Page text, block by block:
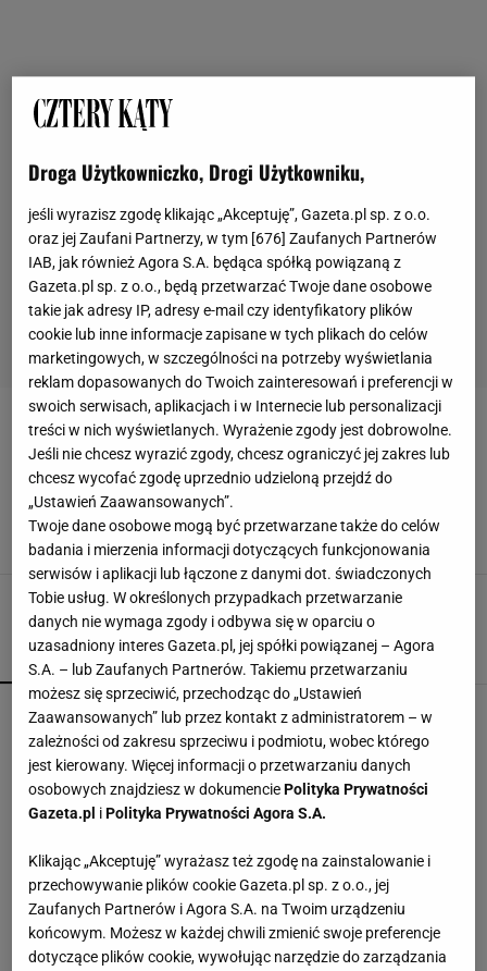
NIECIERPEK NOWOGWINEJSKI
Masz niecierpki w swoim ogrodzie? Lepiej
unikaj tej odmiany - bardzo przyciąga trzmiele!
NIECIERPEK NIECIERPEK GRUCZOŁOWATY
NIECIERPEK NOWOGWINEJSKI NIECIERPEK ODMIANY
POPULARNE NAJNOWSZE
Przenośne klimatyzatory i wentylatory najlepsze
na upały. Są tanie i ciche, dobre do sypialni
Kompaktowa bieżnia do małego mieszkania.
Ten sprzęt mieści się pod łóżko
To nie jest zwykły burger. Jego smak podkręca
wyjątkowy składnik
MATERIAŁ PROMOCYJNY
Droga Użytkowniczko, Drogi Użytkowniku,
jeśli wyrazisz zgodę klikając „Akceptuję”, Gazeta.pl sp. z o.o.
oraz jej Zaufani Partnerzy, w tym [676] Zaufanych Partnerów
IAB, jak również Agora S.A. będąca spółką powiązaną z
Gazeta.pl sp. z o.o., będą przetwarzać Twoje dane osobowe
takie jak adresy IP, adresy e-mail czy identyfikatory plików
cookie lub inne informacje zapisane w tych plikach do celów
marketingowych, w szczególności na potrzeby wyświetlania
reklam dopasowanych do Twoich zainteresowań i preferencji w
swoich serwisach, aplikacjach i w Internecie lub personalizacji
treści w nich wyświetlanych. Wyrażenie zgody jest dobrowolne.
Jeśli nie chcesz wyrazić zgody, chcesz ograniczyć jej zakres lub
chcesz wycofać zgodę uprzednio udzieloną przejdź do
„Ustawień Zaawansowanych”.
Twoje dane osobowe mogą być przetwarzane także do celów
badania i mierzenia informacji dotyczących funkcjonowania
serwisów i aplikacji lub łączone z danymi dot. świadczonych
Tobie usług. W określonych przypadkach przetwarzanie
danych nie wymaga zgody i odbywa się w oparciu o
uzasadniony interes Gazeta.pl, jej spółki powiązanej – Agora
S.A. – lub Zaufanych Partnerów. Takiemu przetwarzaniu
możesz się sprzeciwić, przechodząc do „Ustawień
Zaawansowanych” lub przez kontakt z administratorem – w
zależności od zakresu sprzeciwu i podmiotu, wobec którego
jest kierowany. Więcej informacji o przetwarzaniu danych
osobowych znajdziesz w dokumenciePolityka Prywatności
Gazeta.pl iPolityka Prywatności Agora S.A.
Klikając „Akceptuję” wyrażasz też zgodę na zainstalowanie i
przechowywanie plików cookie Gazeta.pl sp. z o.o., jej
Zaufanych Partnerów i Agora S.A. na Twoim urządzeniu
końcowym. Możesz w każdej chwili zmienić swoje preferencje
dotyczące plików cookie, wywołując narzędzie do zarządzania